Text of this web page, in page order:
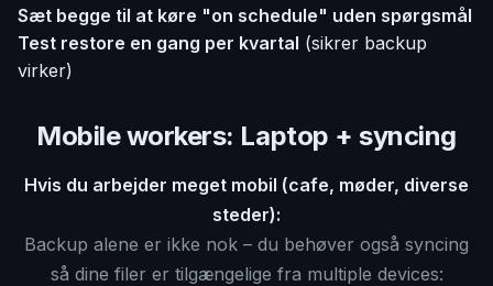
Sæt begge til at køre "on schedule" uden spørgsmål
Test restore en gang per kvartal (sikrer backup
virker)
Mobile workers: Laptop + syncing
Hvis du arbejder meget mobil (cafe, møder, diverse
steder):
Backup alene er ikke nok – du behøver også syncing
så dine filer er tilgængelige fra multiple devices: